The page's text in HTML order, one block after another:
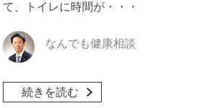
て、トイレに時間が・・・
なんでも健康相談
続きを読む